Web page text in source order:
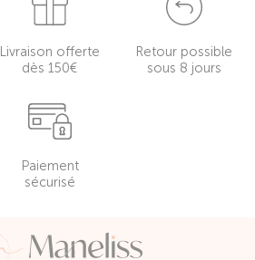
Livraison offerte
dès 150€
Retour possible
sous 8 jours
Paiement
sécurisé